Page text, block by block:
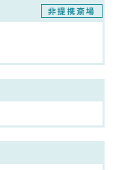
非提携斎場